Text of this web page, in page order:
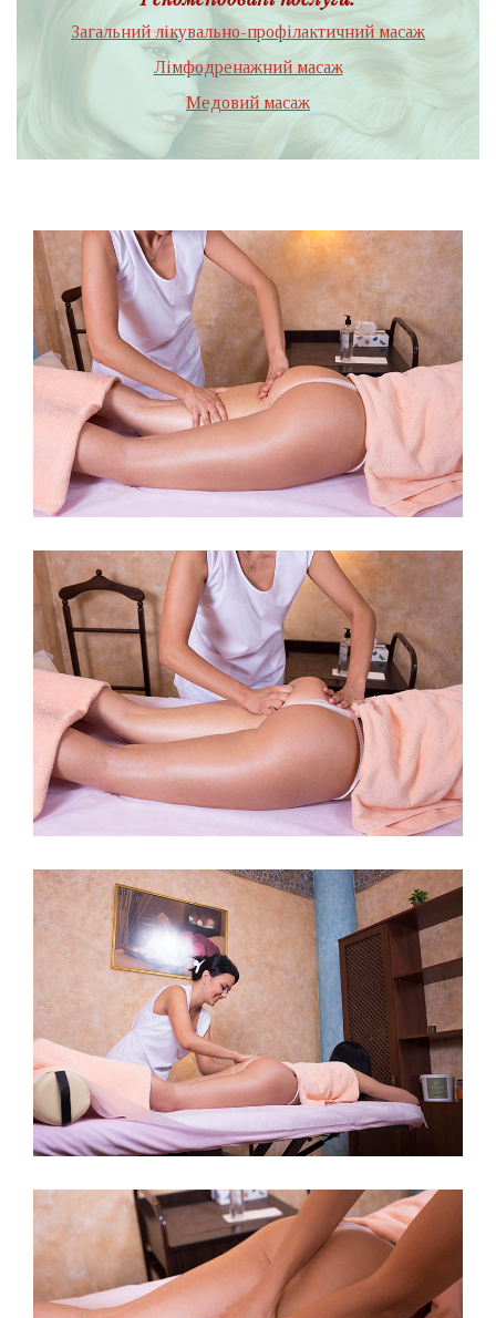
Загальний лікувально-профілактичний масаж
Лімфодренажний масаж
Медовий масаж